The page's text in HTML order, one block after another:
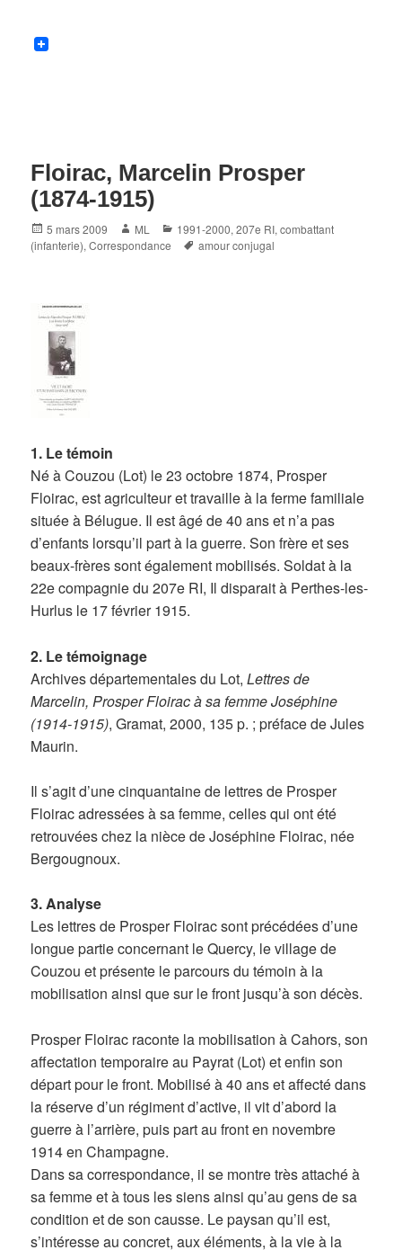
Floirac, Marcelin Prosper
(1874-1915)
Posted
on
5 mars 2009 Author
ML Categories
1991-2000,207e RI,combattant
(infanterie),Correspondance Tags
amour conjugal
1. Le témoin
Né à Couzou (Lot) le 23 octobre 1874, Prosper
Floirac, est agriculteur et travaille à la ferme familiale
située à Bélugue. Il est âgé de 40 ans et n’a pas
d’enfants lorsqu’il part à la guerre. Son frère et ses
beaux-frères sont également mobilisés. Soldat à la
22e compagnie du 207e RI, Il disparait à Perthes-les-
Hurlus le 17 février 1915.
2. Le témoignage
Archives départementales du Lot,Lettres de
Marcelin, Prosper Floirac à sa femme Joséphine
(1914-1915), Gramat, 2000, 135 p. ; préface de Jules
Maurin.
Il s’agit d’une cinquantaine de lettres de Prosper
Floirac adressées à sa femme, celles qui ont été
retrouvées chez la nièce de Joséphine Floirac, née
Bergougnoux.
3. Analyse
Les lettres de Prosper Floirac sont précédées d’une
longue partie concernant le Quercy, le village de
Couzou et présente le parcours du témoin à la
mobilisation ainsi que sur le front jusqu’à son décès.
Prosper Floirac raconte la mobilisation à Cahors, son
affectation temporaire au Payrat (Lot) et enfin son
départ pour le front. Mobilisé à 40 ans et affecté dans
la réserve d’un régiment d’active, il vit d’abord la
guerre à l’arrière, puis part au front en novembre
1914 en Champagne.
Dans sa correspondance, il se montre très attaché à
sa femme et à tous les siens ainsi qu’au gens de sa
condition et de son causse. Le paysan qu’il est,
s’intéresse au concret, aux éléments, à la vie à la